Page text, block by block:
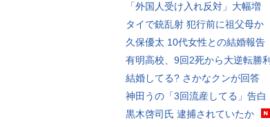
「外国人受け入れ反対」大幅増
タイで銃乱射 犯行前に祖父母か
久保優太 10代女性との結婚報告
有明高校、9回2死から大逆転勝利
結婚してる? さかなクンが回答
神田うの「3回流産してる」告白
黒木啓司氏 逮捕されていたか